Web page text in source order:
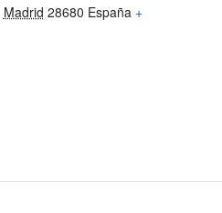
Madrid 28680 España +